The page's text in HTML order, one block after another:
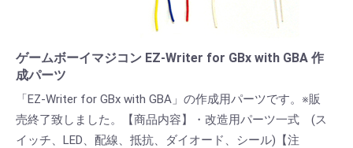
ゲームボーイマジコン EZ-Writer for GBx with GBA 作
成パーツ
「EZ-Writer for GBx with GBA」の作成用パーツです。※販
売終了致しました。【商品内容】・改造用パーツ一式 (ス
イッチ、LED、配線、抵抗、ダイオード、シール)【注